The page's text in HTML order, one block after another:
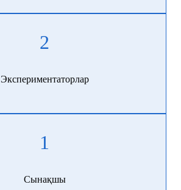
2
Экспериментаторлар
1
Сынақшы